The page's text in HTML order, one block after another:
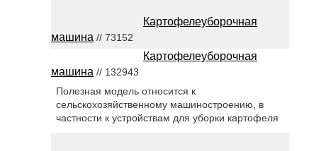
Картофелеуборочная
машина // 73152
Картофелеуборочная
машина // 132943
Полезная модель относится к
сельскохозяйственному машиностроению, в
частности к устройствам для уборки картофеля